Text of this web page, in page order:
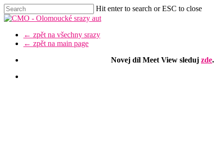
Skip
to
content
Hit enter to search or ESC to close
Close
Menu
← zpět na všechny srazy
← zpět na main page
Novej díl Meet View sleduj zde.